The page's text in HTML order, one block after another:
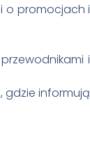
o promocjach i
i
gdzie informują